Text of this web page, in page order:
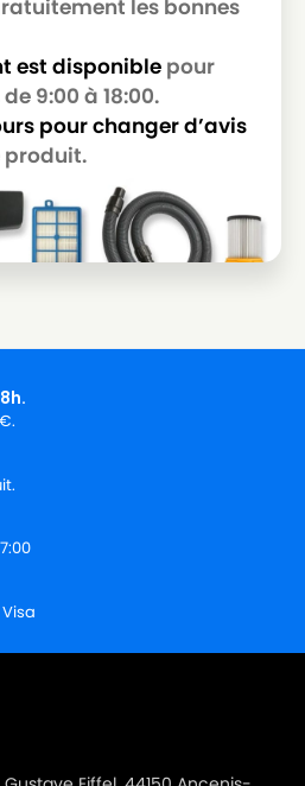
les bonnes
est disponible pour
9:00 à 18:00.
pour changer d’avis
produit.